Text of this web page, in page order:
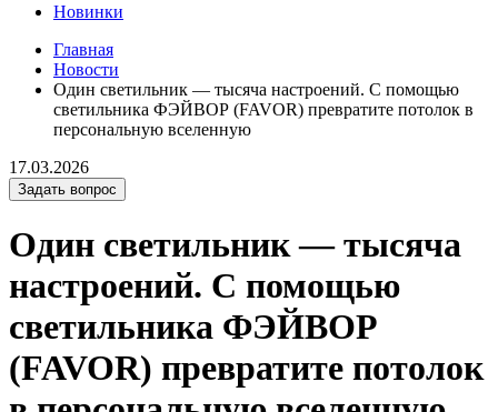
Новинки
Главная
Новости
Один светильник — тысяча настроений. С помощью
светильника ФЭЙВОР (FAVOR) превратите потолок в
персональную вселенную
17.03.2026
Задать вопрос
Один светильник — тысяча
настроений. С помощью
светильника ФЭЙВОР
(FAVOR) превратите потолок